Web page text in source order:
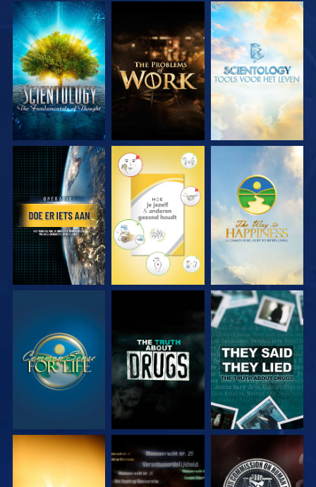
VERKEN DE SERIE VERKEN DE SERIE VERKEN DE SERIE
KIJK KIJK KIJK
KIJK KIJK KIJK
KIJK KIJK KIJK